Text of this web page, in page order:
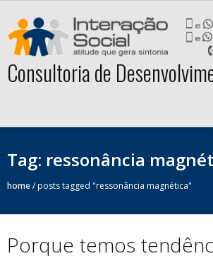
content
Consultoria de
Tag: ressonância
home/posts tagged "ressonância magnética"
Porque temos